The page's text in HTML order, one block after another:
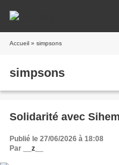
Accueil » simpsons
simpsons
Solidarité avec
Publié le 27/06/2026 à 18:08
Par
__z__